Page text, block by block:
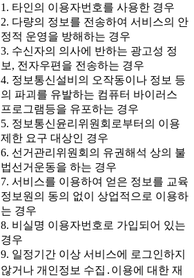
1. 타인의 이용자번호를 사용한 경우
2. 다량의 정보를 전송하여 서비스의 안
정적 운영을 방해하는 경우
3. 수신자의 의사에 반하는 광고성 정
보, 전자우편을 전송하는 경우
4. 정보통신설비의 오작동이나 정보 등
의 파괴를 유발하는 컴퓨터 바이러스
프로그램등을 유포하는 경우
5. 정보통신윤리위원회로부터의 이용
제한 요구 대상인 경우
6. 선거관리위원회의 유권해석 상의 불
법선거운동을 하는 경우
7. 서비스를 이용하여 얻은 정보를 교육
정보원의 동의 없이 상업적으로 이용하
는 경우
8. 비실명 이용자번호로 가입되어 있는
경우
9. 일정기간 이상 서비스에 로그인하지
않거나 개인정보 수집․이용에 대한 재